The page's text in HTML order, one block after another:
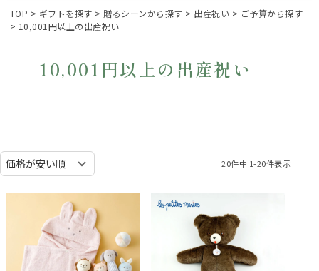
TOP ギフトを探す 贈るシーンから探す 出産祝い
ご予算から探す
10,001円以上の出産祝い
10,001円以上の出産祝い
20件中 1-20件表示